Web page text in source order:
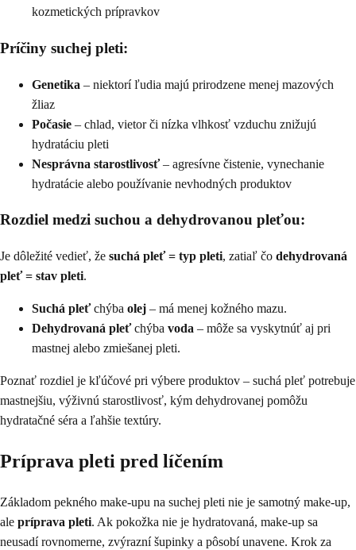
kozmetických prípravkov
Príčiny suchej pleti:
Genetika – niektorí ľudia majú prirodzene menej mazových
žliaz
Počasie – chlad, vietor či nízka vlhkosť vzduchu znižujú
hydratáciu pleti
Nesprávna starostlivosť– agresívne čistenie, vynechanie
hydratácie alebo používanie nevhodných produktov
Rozdiel medzi suchou a dehydrovanou pleťou:
Je dôležité vedieť, že suchá pleť = typ pleti, zatiaľ čo dehydrovaná
pleť = stav pleti.
Suchá pleťchýba olej – má menej kožného mazu.
Dehydrovaná pleťchýba voda – môže sa vyskytnúť aj pri
mastnej alebo zmiešanej pleti.
Poznať rozdiel je kľúčové pri výbere produktov – suchá pleť potrebuje
mastnejšiu, výživnú starostlivosť, kým dehydrovanej pomôžu
hydratačné séra a ľahšie textúry.
Príprava pleti pred líčením
Základom pekného make-upu na suchej pleti nie je samotný make-up,
ale príprava pleti. Ak pokožka nie je hydratovaná, make-up sa
neusadí rovnomerne, zvýrazní šupinky a pôsobí unavene. Krok za